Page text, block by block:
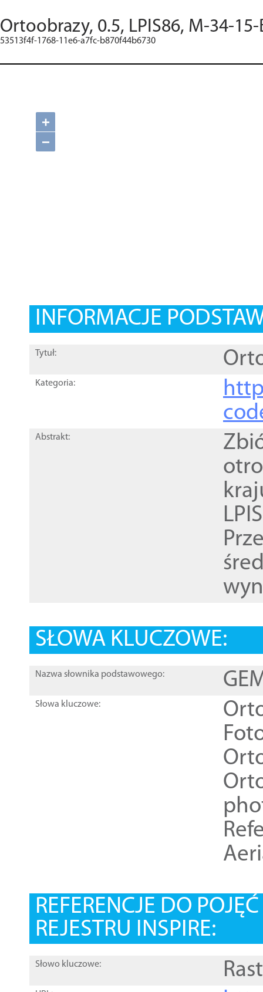
Ortoobrazy, 0.5, LPIS86, M-34-15-
53513f4f-1768-11e6-a7fc-b870f44b6730
+
−
INFORMACJE
Tytuł:
Kategoria:
Abstrakt:
SŁOWA KLUCZOWE:
Nazwa słownika podstawowego:
Słowa kluczowe:
REFERENCJE DO
REJESTRU INSPIRE:
Słowo kluczowe: